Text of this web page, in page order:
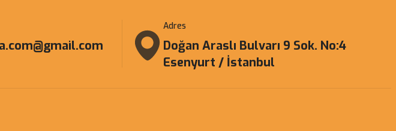
Adres
Doğan Araslı Bulvarı 9 Sok. No:4
Esenyurt / İstanbul